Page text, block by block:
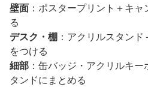
壁面 ：ポスタープリント＋キ
る
デスク・棚 ：アクリルスタン
をつける
細部 ：缶バッジ・アクリルキ
タンドにまとめる